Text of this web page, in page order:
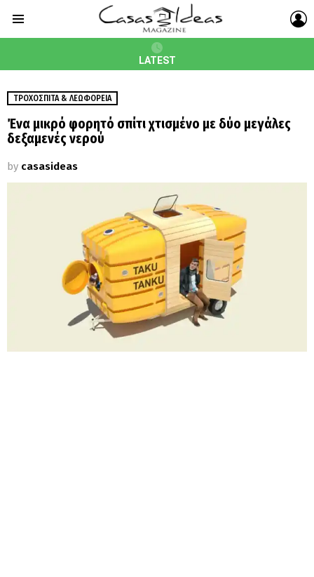
LATEST
ΤΡΟΧΌΣΠΙΤΑ & ΛΕΩΦΟΡΕΙΑ
Ένα μικρό φορητό σπίτι χτισμένο με δύο μεγάλες
δεξαμενές νερού
by casasideas